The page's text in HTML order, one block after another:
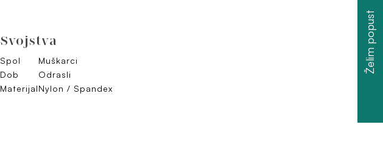
Svojstva
Spol
Muškarci
Dob
Odrasli
MaterijalNylon / Spandex
Želim popust